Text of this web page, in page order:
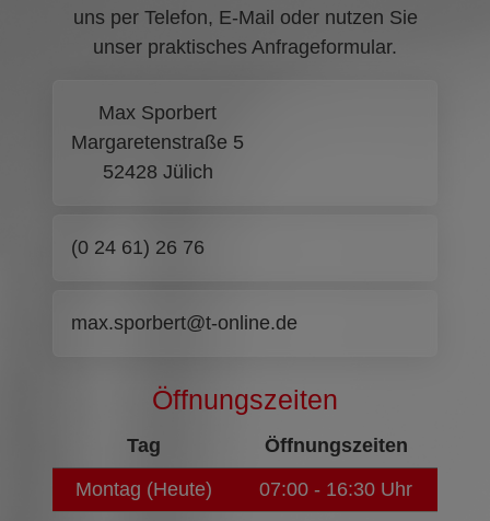
uns per Telefon, E-Mail oder nutzen Sie
unser praktisches Anfrageformular.
Max Sporbert
Margaretenstraße 5
52428 Jülich
(0 24 61) 26 76
max.sporbert@t-online.de
Öffnungszeiten
Tag
Öffnungszeiten
Montag (Heute)
07:00 - 16:30 Uhr